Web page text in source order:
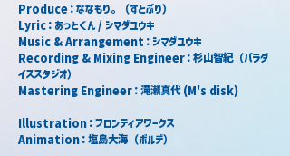
Produce：ななもり。（すとぷり）
Lyric：あっとくん / シマダユウキ
Music & Arrangement：シマダユウキ
Recording & Mixing Engineer：杉山智紀（パラダ
イススタジオ）
Mastering Engineer：滝瀬真代 (M's disk)
Illustration：フロンティアワークス
Animation：塩島大海（ボルデ）